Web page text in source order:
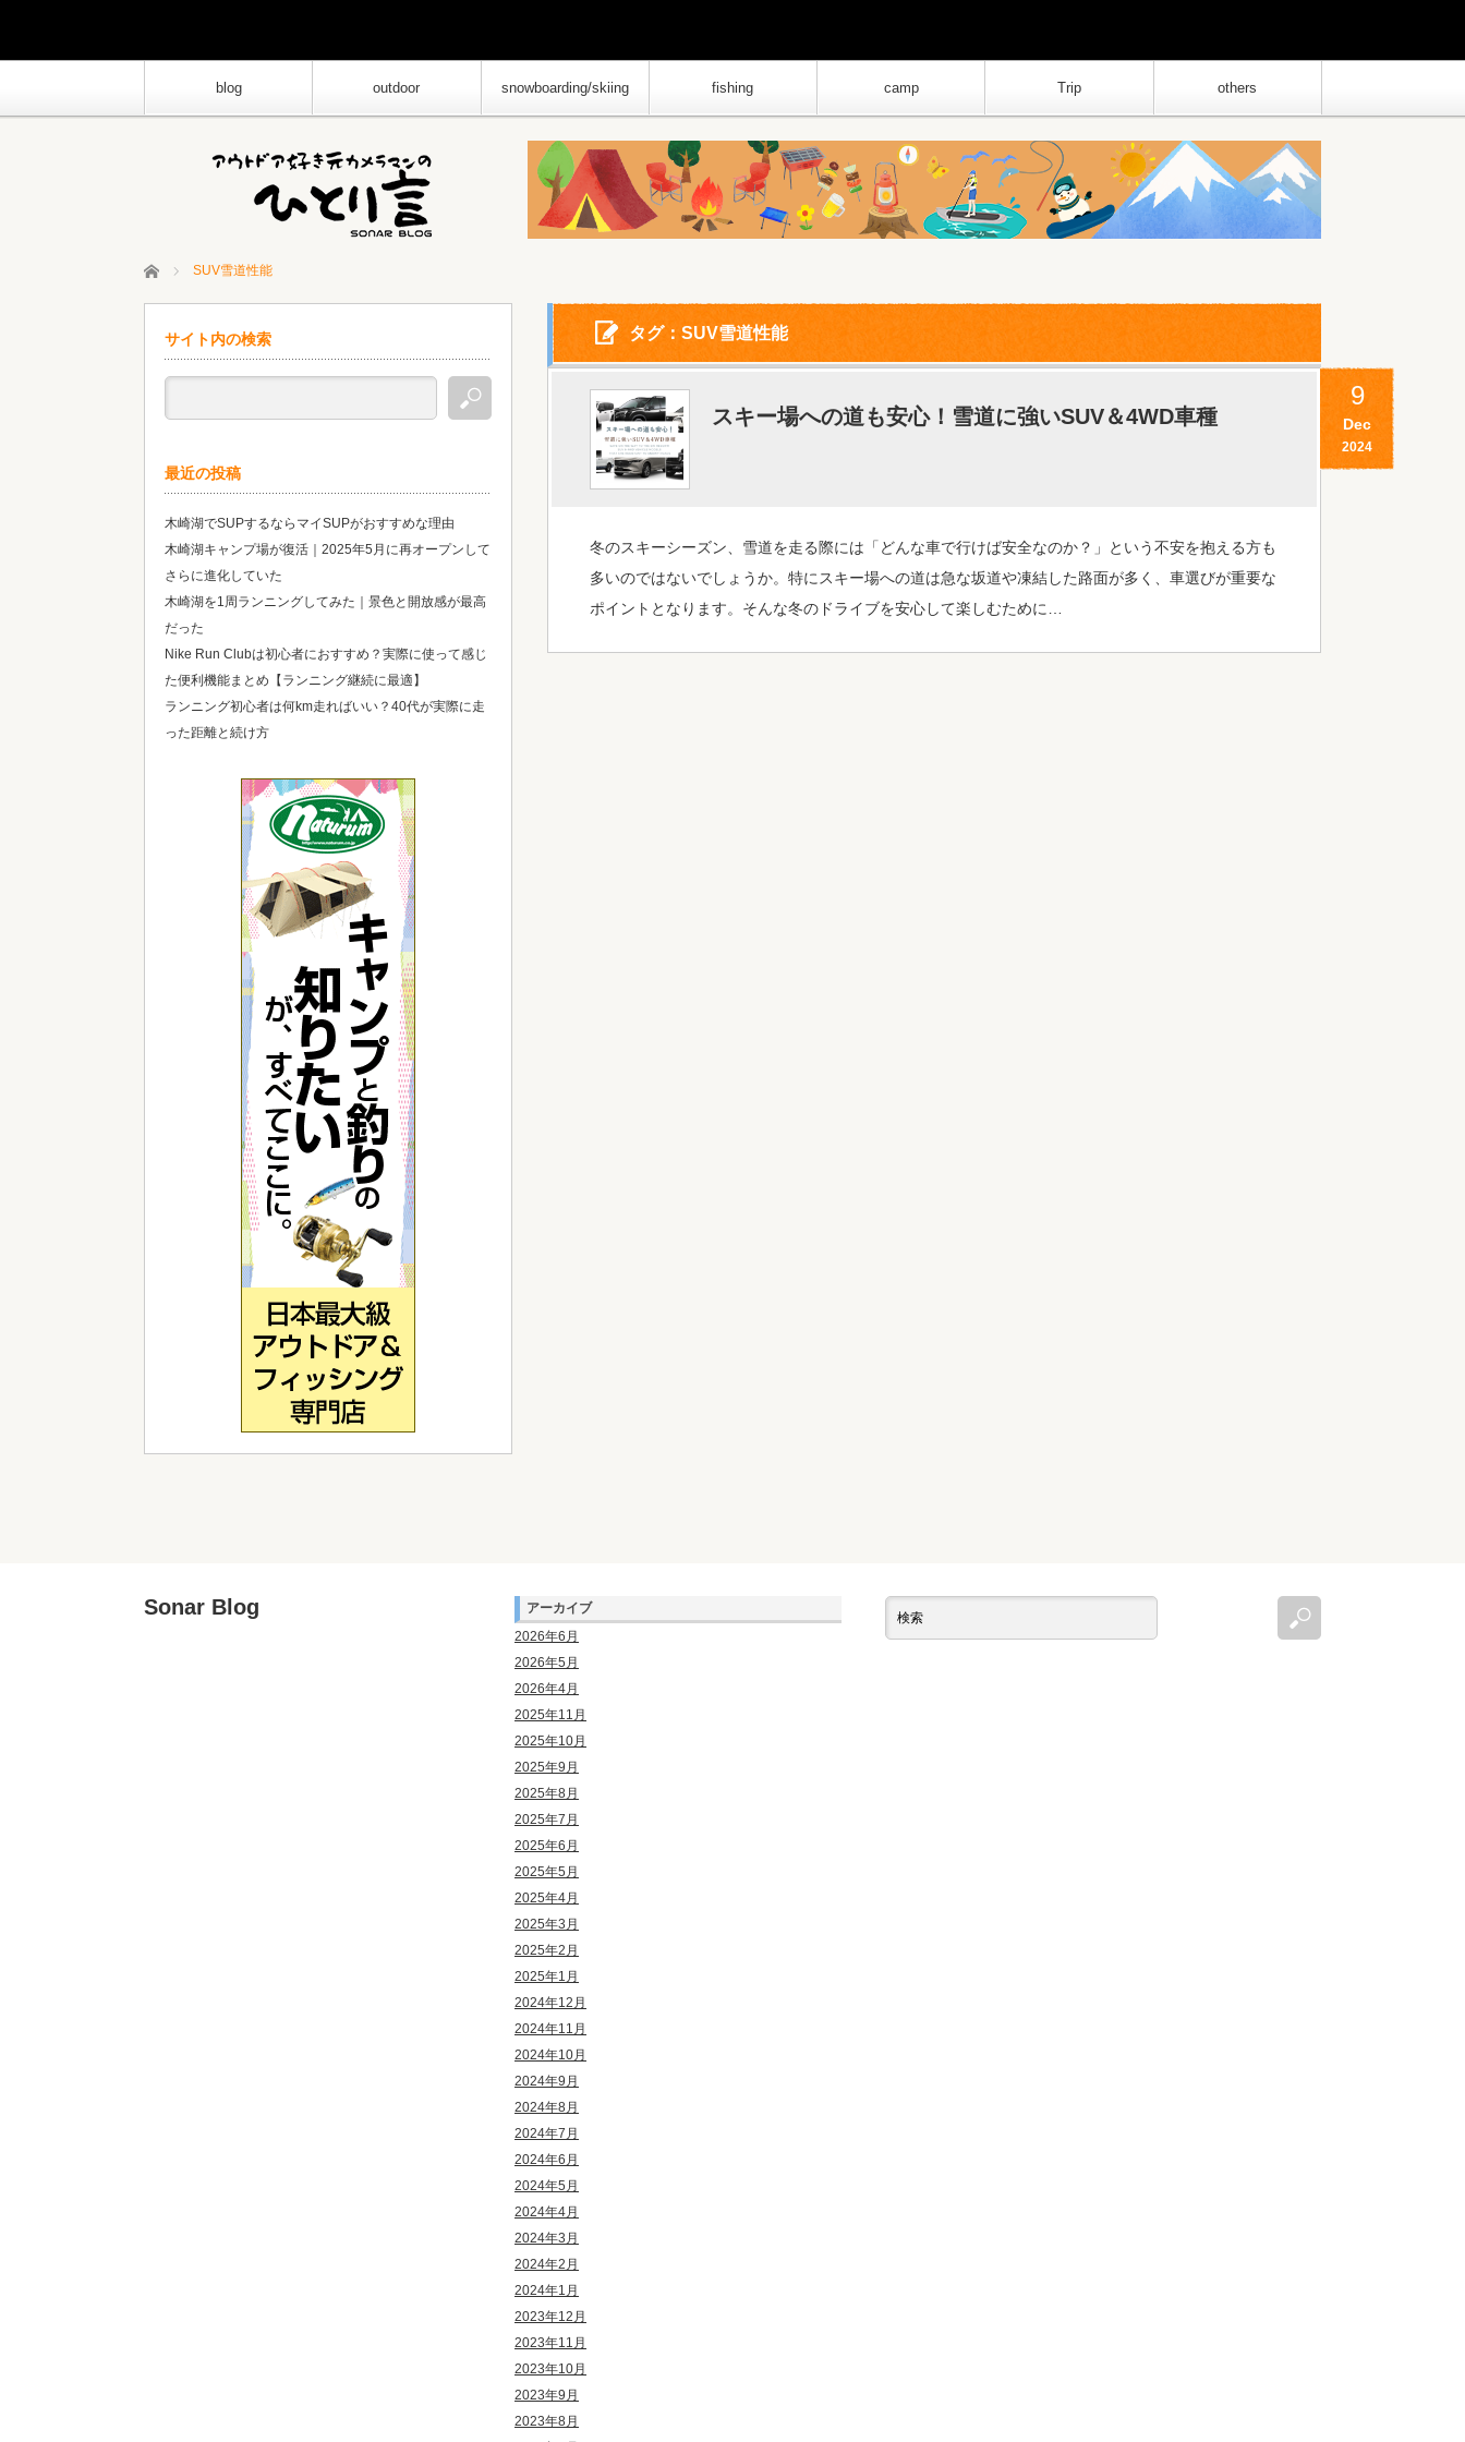
blog outdoor snowboarding/skiing fishing camp Trip others
ホーム SUV雪道性能
タグ：SUV雪道性能
9
Dec
2024
スキー場への道も安心！雪道に強いSUV＆4WD車種
冬のスキーシーズン、雪道を走る際には「どんな車で行けば安全なのか？」という不安を抱える方も
多いのではないでしょうか。特にスキー場への道は急な坂道や凍結した路面が多く、車選びが重要な
ポイントとなります。そんな冬のドライブを安心して楽しむために…
サイト内の検索
最近の投稿
木崎湖でSUPするならマイSUPがおすすめな理由
木崎湖キャンプ場が復活｜2025年5月に再オープンして
さらに進化していた
木崎湖を1周ランニングしてみた｜景色と開放感が最高
だった
Nike Run Clubは初心者におすすめ？実際に使って感じ
た便利機能まとめ【ランニング継続に最適】
ランニング初心者は何km走ればいい？40代が実際に走
った距離と続け方
Sonar Blog
アーカイブ
2026年6月
2026年5月
2026年4月
2025年11月
2025年10月
2025年9月
2025年8月
2025年7月
2025年6月
2025年5月
2025年4月
2025年3月
2025年2月
2025年1月
2024年12月
2024年11月
2024年10月
2024年9月
2024年8月
2024年7月
2024年6月
2024年5月
2024年4月
2024年3月
2024年2月
2024年1月
2023年12月
2023年11月
2023年10月
2023年9月
2023年8月